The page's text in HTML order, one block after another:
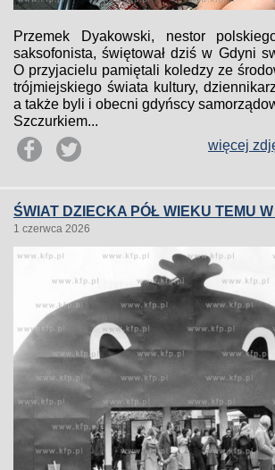
Przemek Dyakowski, nestor
saksofonista, świętował dziś w Gdyni
O przyjacielu pamiętali koledzy ze
trójmiejskiego świata kultury,
a także byli i obecni gdyńscy
Szczurkiem...
więcej
ŚWIAT DZIECKA PÓŁ WIEKU TEMU
1 czerwca 2026